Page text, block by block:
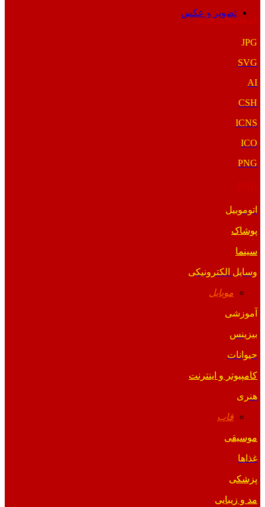
تصویر و عکس
فرمت‌های خاص
JPG
SVG
AI
CSH
ICNS
ICO
PNG
اتوموبیل
پوشاک
سینما
وسایل الکترونیکی
موبایل
آموزشی
بیزینس
حیوانات
کامپیوتر و اینترنت
هنری
قاب
موسیقی
غذاها
پزشکی
مد و زیبایی